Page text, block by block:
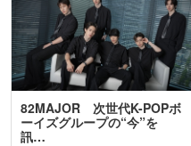
82MAJOR 次世代K-POPボ
ーイズグループの“今”を
訊…